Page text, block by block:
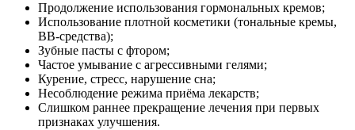
Продолжение использования гормональных кремов;
Использование плотной косметики (тональные кремы,
BB-средства);
Зубные пасты с фтором;
Частое умывание с агрессивными гелями;
Курение, стресс, нарушение сна;
Несоблюдение режима приёма лекарств;
Слишком раннее прекращение лечения при первых
признаках улучшения.